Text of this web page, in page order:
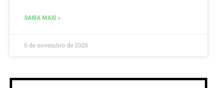
SAIBA MAIS »
6 de novembro de 2025